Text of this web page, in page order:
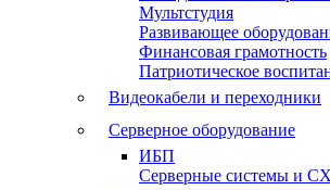
Мультстудия
Развивающее
Финансовая грамотность
Патриотическое
Видеокабели и переходники
Серверное оборудование
ИБП
Серверные системы и